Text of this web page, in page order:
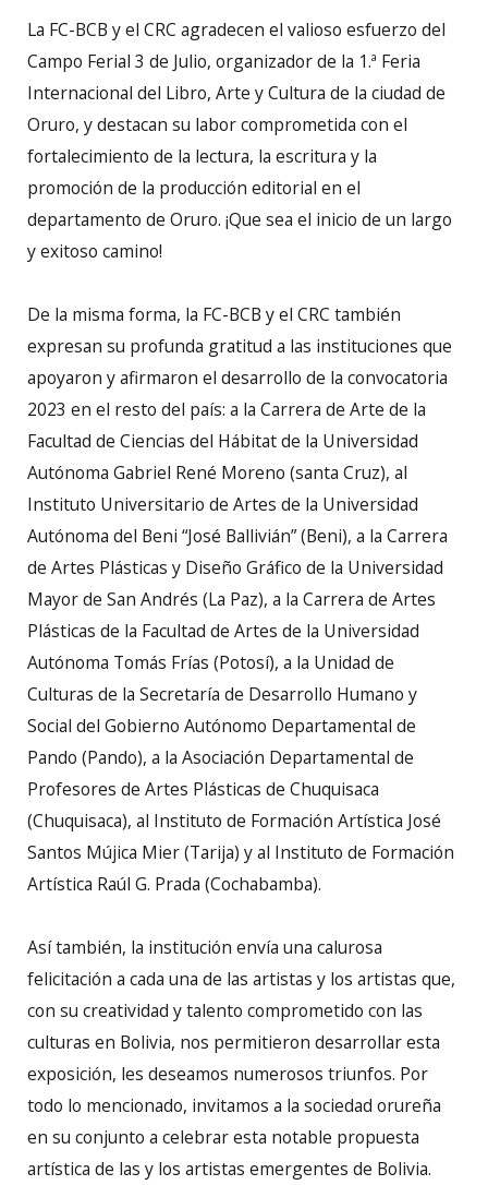
La FC-BCB y el CRC agradecen el valioso esfuerzo del
Campo Ferial 3 de Julio, organizador de la 1.ª Feria
Internacional del Libro, Arte y Cultura de la ciudad de
Oruro, y destacan su labor comprometida con el
fortalecimiento de la lectura, la escritura y la
promoción de la producción editorial en el
departamento de Oruro. ¡Que sea el inicio de un largo
y exitoso camino!
De la misma forma, la FC-BCB y el CRC también
expresan su profunda gratitud a las instituciones que
apoyaron y afirmaron el desarrollo de la convocatoria
2023 en el resto del país: a la Carrera de Arte de la
Facultad de Ciencias del Hábitat de la Universidad
Autónoma Gabriel René Moreno (santa Cruz), al
Instituto Universitario de Artes de la Universidad
Autónoma del Beni “José Ballivián” (Beni), a la Carrera
de Artes Plásticas y Diseño Gráfico de la Universidad
Mayor de San Andrés (La Paz), a la Carrera de Artes
Plásticas de la Facultad de Artes de la Universidad
Autónoma Tomás Frías (Potosí), a la Unidad de
Culturas de la Secretaría de Desarrollo Humano y
Social del Gobierno Autónomo Departamental de
Pando (Pando), a la Asociación Departamental de
Profesores de Artes Plásticas de Chuquisaca
(Chuquisaca), al Instituto de Formación Artística José
Santos Mújica Mier (Tarija) y al Instituto de Formación
Artística Raúl G. Prada (Cochabamba).
Así también, la institución envía una calurosa
felicitación a cada una de las artistas y los artistas que,
con su creatividad y talento comprometido con las
culturas en Bolivia, nos permitieron desarrollar esta
exposición, les deseamos numerosos triunfos. Por
todo lo mencionado, invitamos a la sociedad orureña
en su conjunto a celebrar esta notable propuesta
artística de las y los artistas emergentes de Bolivia.